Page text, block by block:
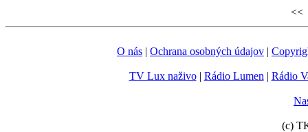
<<
O nás | Ochrana osobných údajov |
TV Lux naživo| Rádio Lumen | Rádio
(c)